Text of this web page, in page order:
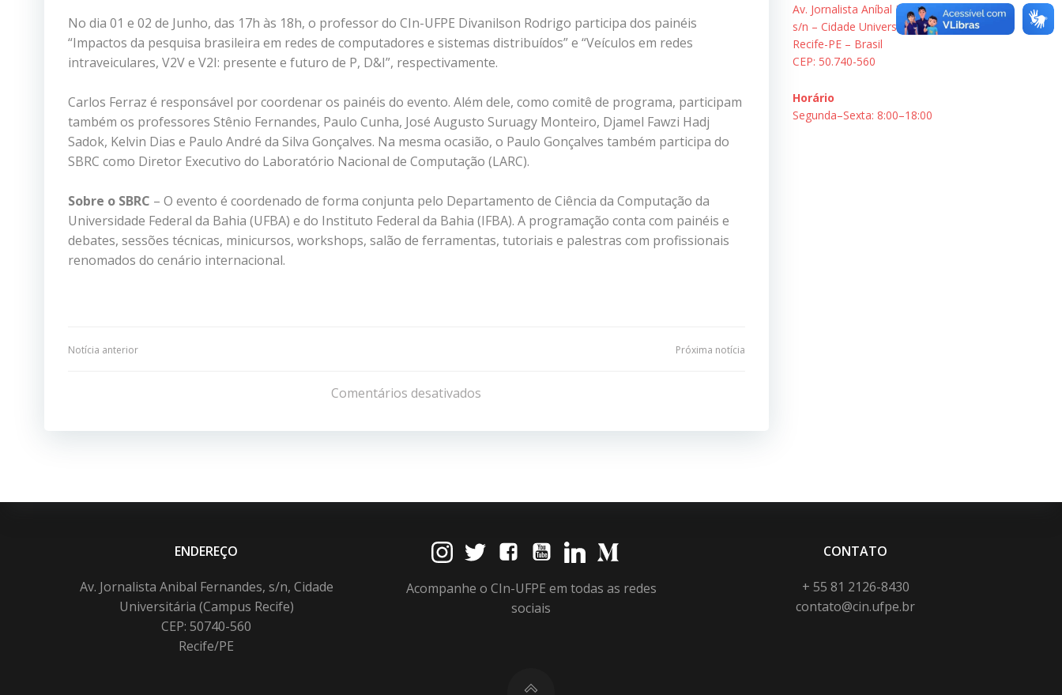
No dia 01 e 02 de Junho, das 17h às 18h, o professor do CIn-UFPE Divanilson Rodrigo participa dos painéis
“Impactos da pesquisa brasileira em redes de computadores e sistemas distribuídos” e “Veículos em redes
intraveiculares, V2V e V2I: presente e futuro de P, D&I”, respectivamente.
Carlos Ferraz é responsável por coordenar os painéis do evento. Além dele, como comitê de programa, participam
também os professores Stênio Fernandes, Paulo Cunha, José Augusto Suruagy Monteiro, Djamel Fawzi Hadj
Sadok, Kelvin Dias e Paulo André da Silva Gonçalves. Na mesma ocasião, o Paulo Gonçalves também participa do
SBRC como Diretor Executivo do Laboratório Nacional de Computação (LARC).
Sobre o SBRC – O evento é coordenado de forma conjunta pelo Departamento de Ciência da Computação da
Universidade Federal da Bahia (UFBA) e do Instituto Federal da Bahia (IFBA). A programação conta com painéis e
debates, sessões técnicas, minicursos, workshops, salão de ferramentas, tutoriais e palestras com profissionais
renomados do cenário internacional.
Navegação
Post
Notícia anterior
de
Post
Próxima notícia
Comentários desativados
Av. Jornalista Aníbal Fernandes,
s/n – Cidade Universitária.
Recife-PE – Brasil
CEP: 50.740-560
Horário
Segunda–Sexta: 8:00–18:00
ENDEREÇO
Av. Jornalista Anibal Fernandes, s/n, Cidade
Universitária (Campus Recife)
CEP: 50740-560
Recife/PE
Acompanhe o CIn-UFPE em todas as redes
sociais
CONTATO
+ 55 81 2126-8430
contato@cin.ufpe.br